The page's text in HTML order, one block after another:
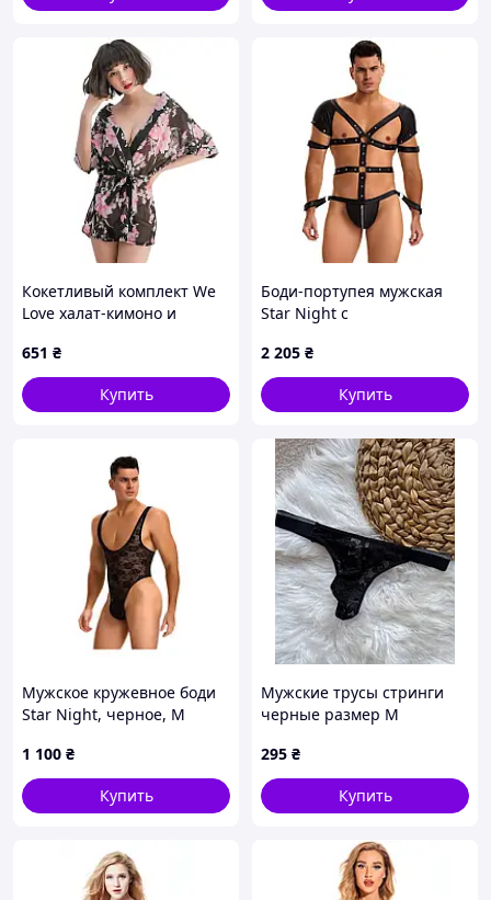
Кокетливый комплект We
Love халат-кимоно и
(black_DLSC944)
651 ₴
Купить
Боди-портупея мужская
Star Night с
молнией, черная, M
2 205 ₴
Купить
Мужское кружевное боди
Star Night, черное, М
1 100 ₴
Купить
Мужские трусы стринги
черные размер М
295 ₴
Купить